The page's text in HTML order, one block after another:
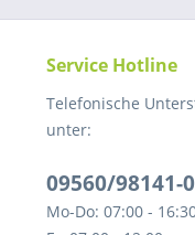
Service Hotline
Telefonische
unter:
09560/98141-0
Mo-Do: 07:00 -